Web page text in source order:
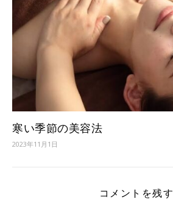
寒い季節の美容法
2023年11月1日
コメントを残す